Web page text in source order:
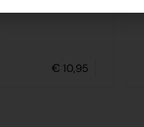
€ 10,95